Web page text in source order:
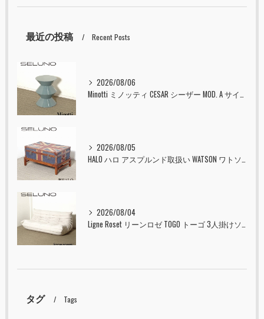
最近の投稿 Recent Posts
2026/08/06
Minotti ミノッティ CESAR シーザー MOD. A サイドテーブル スツール セラドン 入荷しました！！
2026/08/05
HALO ハロ アスプルンド取扱い WATSON ワトソン ミディアム トランク & スタンド セット ユニオンジャック 入荷しました！！
2026/08/04
Ligne Roset リーンロゼ TOGO トーゴ 3人掛けソファ 入荷しました！！
タグ Tags